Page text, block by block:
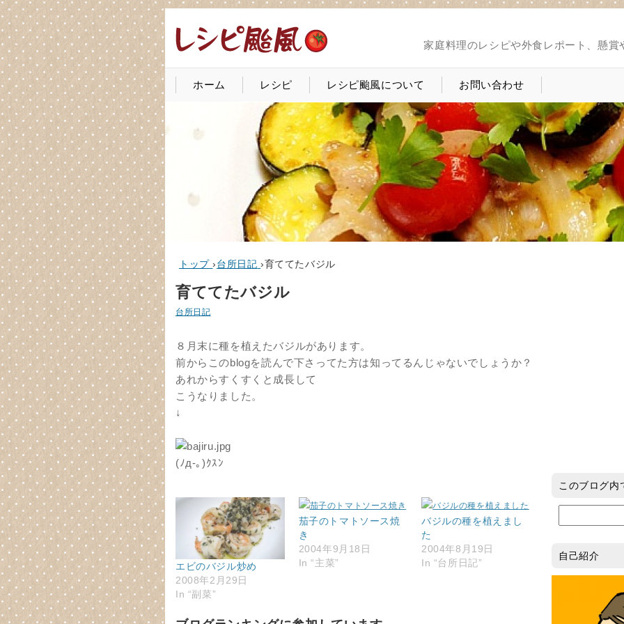
家庭料理のレシピや外食レポート、懸
ホーム レシピ レシピ颱風について お問い合わせ
トップ ›台所日記 ›育ててたバジル
育ててたバジル
台所日記
８月末に種を植えたバジルがあります。
前からこのblogを読んで下さってた方は知ってるんじゃないでしょうか？
あれからすくすくと成長して
こうなりました。
↓
(ﾉд-｡)ｸｽﾝ
エビのバジル炒め
2008年2月29日
In “副菜”
茄子のトマトソース焼
き
2004年9月18日
In “主菜”
バジルの種を植えまし
た
2004年8月19日
In “台所日記”
このブログ内
自己紹介